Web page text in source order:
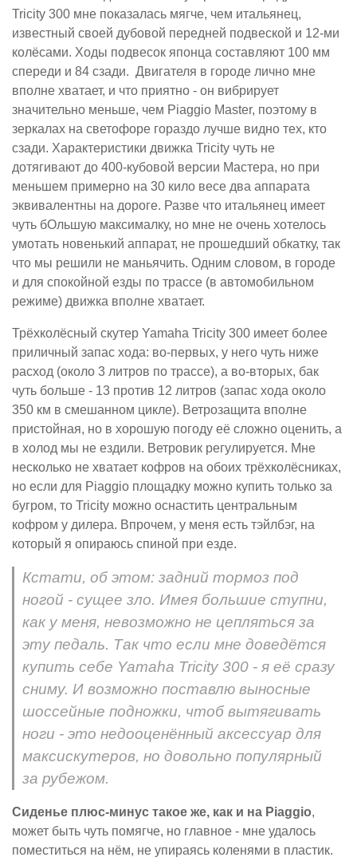
Tricity 300 мне показалась мягче, чем итальянец,
известный своей дубовой передней подвеской и 12-ми
колёсами. Ходы подвесок японца составляют 100 мм
спереди и 84 сзади. Двигателя в городе лично мне
вполне хватает, и что приятно - он вибрирует
значительно меньше, чем Piaggio Master, поэтому в
зеркалах на светофоре гораздо лучше видно тех, кто
сзади. Характеристики движка Tricity чуть не
дотягивают до 400-кубовой версии Мастера, но при
меньшем примерно на 30 кило весе два аппарата
эквивалентны на дороге. Разве что итальянец имеет
чуть бОльшую максималку, но мне не очень хотелось
умотать новенький аппарат, не прошедший обкатку, так
что мы решили не маньячить. Одним словом, в городе
и для спокойной езды по трассе (в автомобильном
режиме) движка вполне хватает.
Трёхколёсный скутер Yamaha Tricity 300 имеет более
приличный запас хода: во-первых, у него чуть ниже
расход (около 3 литров по трассе), а во-вторых, бак
чуть больше - 13 против 12 литров (запас хода около
350 км в смешанном цикле). Ветрозащита вполне
пристойная, но в хорошую погоду её сложно оценить, а
в холод мы не ездили. Ветровик регулируется. Мне
несколько не хватает кофров на обоих трёхколёсниках,
но если для Piaggio площадку можно купить только за
бугром, то Tricity можно оснастить центральным
кофром у дилера. Впрочем, у меня есть тэйлбэг, на
который я опираюсь спиной при езде.
Кстати, об этом: задний тормоз под
ногой - сущее зло. Имея большие ступни,
как у меня, невозможно не цепляться за
эту педаль. Так что если мне доведётся
купить себе Yamaha Tricity 300 - я её сразу
сниму. И возможно поставлю выносные
шоссейные подножки, чтоб вытягивать
ноги - это недооценённый аксессуар для
максискутеров, но довольно популярный
за рубежом.
Сиденье плюс-минус такое же, как и на Piaggio,
может быть чуть помягче, но главное - мне удалось
поместиться на нём, не упираясь коленями в пластик.